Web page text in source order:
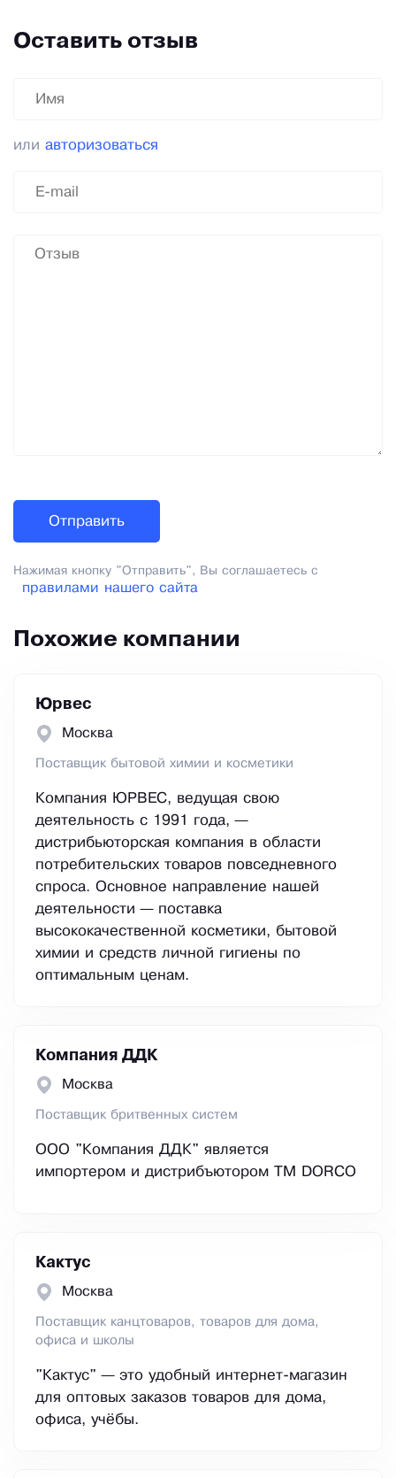
Оставить отзыв
или авторизоваться
Нажимая кнопку "Отправить", Вы соглашаетесь с
правилами нашего сайта
Похожие компании
Юрвес
Москва
Поставщик бытовой химии и косметики
Компания ЮРВЕС, ведущая свою
деятельность с 1991 года, —
дистрибьюторская компания в области
потребительских товаров повседневного
спроса. Основное направление нашей
деятельности — поставка
высококачественной косметики, бытовой
химии и средств личной гигиены по
оптимальным ценам.
Компания ДДК
Москва
Поставщик бритвенных систем
ООО "Компания ДДК" является
импортером и дистрибъютором ТМ DORCO
Кактус
Москва
Поставщик канцтоваров, товаров для дома,
офиса и школы
"Кактус" — это удобный интернет-магазин
для оптовых заказов товаров для дома,
офиса, учёбы.